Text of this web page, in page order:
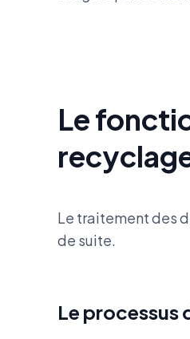
Le
Le traitement des
de suite.
Le processus